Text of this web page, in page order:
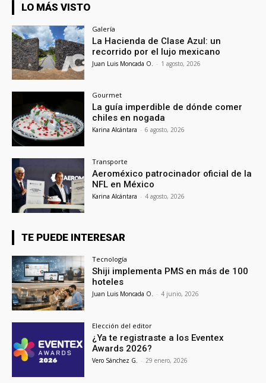
LO MÁS VISTO
Galería
La Hacienda de Clase Azul: un
recorrido por el lujo mexicano
Juan Luis Moncada O. - 1 agosto, 2026
Gourmet
La guía imperdible de dónde comer
chiles en nogada
Karina Alcántara - 6 agosto, 2026
Transporte
Aeroméxico patrocinador oficial de la
NFL en México
Karina Alcántara - 4 agosto, 2026
TE PUEDE INTERESAR
Tecnología
Shiji implementa PMS en más de 100
hoteles
Juan Luis Moncada O. - 4 junio, 2026
Elección del editor
¿Ya te registraste a los Eventex
Awards 2026?
Vero Sánchez G. - 29 enero, 2026